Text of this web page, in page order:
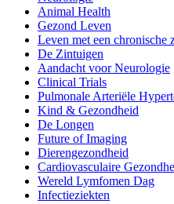
Animal Health
Gezond Leven
Leven met een chronische
De Zintuigen
Aandacht voor Neurologie
Clinical Trials
Pulmonale Arteriële
Kind & Gezondheid
De Longen
Future of Imaging
Dierengezondheid
Cardiovasculaire
Wereld Lymfomen Dag
Infectieziekten